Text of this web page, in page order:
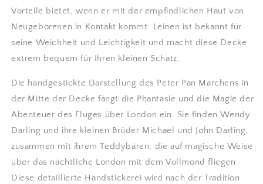
Vorteile bietet, wenn er mit der empfindlichen Haut von
Neugeborenen in Kontakt kommt. Leinen ist bekannt für
seine Weichheit und Leichtigkeit und macht diese Decke
extrem bequem für Ihren kleinen Schatz.
Die handgestickte Darstellung des Peter Pan Märchens in
der Mitte der Decke fängt die Phantasie und die Magie der
Abenteuer des Fluges über London ein. Sie finden Wendy
Darling und ihre kleinen Brüder Michael und John Darling,
zusammen mit ihrem Teddybären, die auf magische Weise
über das nächtliche London mit dem Vollmond fliegen.
Diese detaillierte Handstickerei wird nach der Tradition